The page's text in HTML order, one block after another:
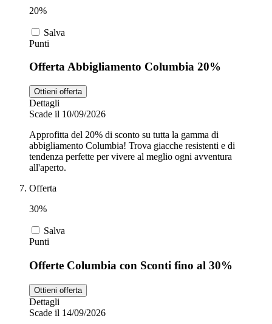
20%
Salva
Punti
Offerta Abbigliamento Columbia 20%
Ottieni offerta
Dettagli
Scade il 10/09/2026
Approfitta del 20% di sconto su tutta la gamma di
abbigliamento Columbia! Trova giacche resistenti e di
tendenza perfette per vivere al meglio ogni avventura
all'aperto.
Offerta
30%
Salva
Punti
Offerte Columbia con Sconti fino al 30%
Ottieni offerta
Dettagli
Scade il 14/09/2026